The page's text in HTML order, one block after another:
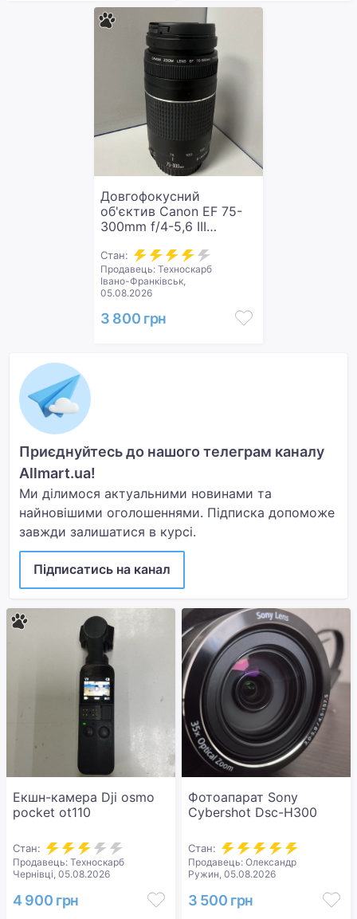
Довгофокусний
об'єктив Canon EF 75-
300mm f/4-5,6 III
Стан:
Продавець: Техноскарб
Івано-Франківськ,
05.08.2026
3 800 грн
Екшн-камера Dji osmo
pocket ot110
Стан:
Продавець: Техноскарб
Чернівці, 05.08.2026
4 900 грн
Фотоапарат Sony
Cybershot Dsc-H300
Стан:
Продавець: Олександр
Ружин, 05.08.2026
3 500 грн
Приєднуйтесь до нашого телеграм каналу
Allmart.ua!
Ми ділимося актуальними новинами та
найновішими оголошеннями. Підписка допоможе
завжди залишатися в курсі.
Підписатись на канал